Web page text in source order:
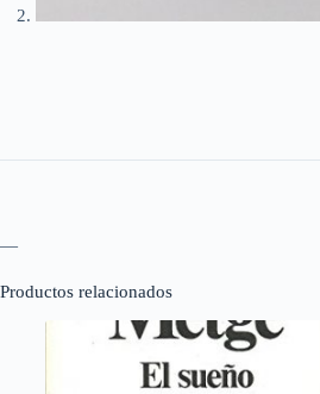
—
Productos relacionados